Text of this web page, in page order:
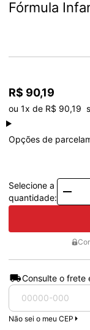
Fórmula
R$ 90,19
ou 1x de R$ 90,19
Opções de
à vistaR$ 90,19
Selecione a
quantidade:
Consulte o frete
Não sei o meu CEP